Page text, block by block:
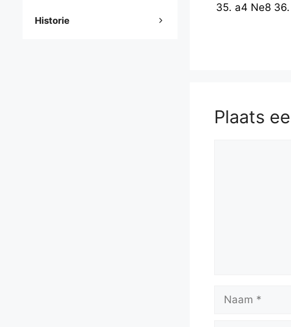
35. a4 Ne8 36.
Plaats
Historie